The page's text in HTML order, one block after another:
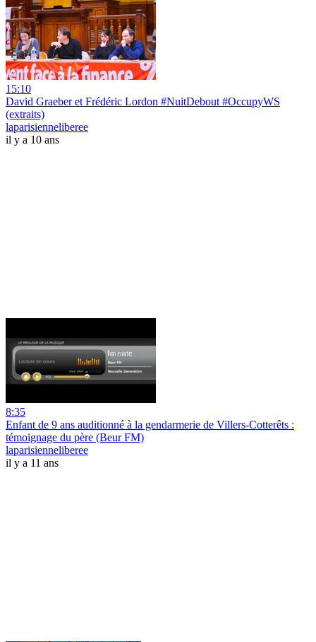
15:10
David Graeber et Frédéric Lordon #NuitDebout #OccupyWS
(extraits)
laparisienneliberee
il y a 10 ans
8:35
Enfant de 9 ans auditionné à la gendarmerie de Villers-Cotterêts :
témoignage du père (Beur FM)
laparisienneliberee
il y a 11 ans